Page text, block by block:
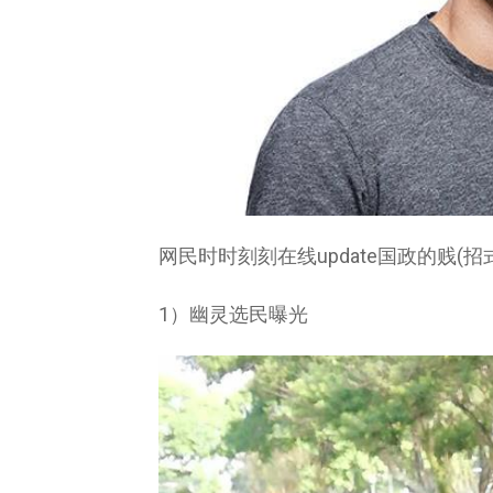
网民时时刻刻在线update国政的贱(招
1）幽灵选民曝光